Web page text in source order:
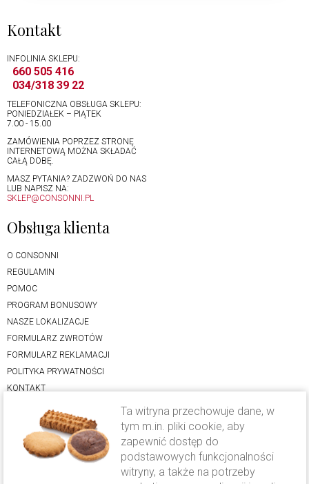
Kontakt
INFOLINIA SKLEPU:
660 505 416
034/318 39 22
TELEFONICZNA OBSŁUGA SKLEPU:
PONIEDZIAŁEK – PIĄTEK
7.00 - 15.00
ZAMÓWIENIA POPRZEZ STRONĘ
INTERNETOWĄ MOŻNA SKŁADAĆ
CAŁĄ DOBĘ.
MASZ PYTANIA? ZADZWOŃ DO NAS
LUB NAPISZ NA:
SKLEP@CONSONNI.PL
Obsługa klienta
O CONSONNI
REGULAMIN
POMOC
PROGRAM BONUSOWY
NASZE LOKALIZACJE
FORMULARZ ZWROTÓW
FORMULARZ REKLAMACJI
POLITYKA PRYWATNOŚCI
KONTAKT
Oferta
LODY RZEMIEŚLNICZE
CIASTO DROŻDŻOWE
Ta witryna przechowuje dane, w
tym m.in. pliki cookie, aby
zapewnić dostęp do
podstawowych funkcjonalności
witryny, a także na potrzeby